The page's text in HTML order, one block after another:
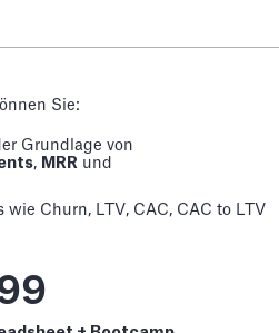
Sie:
Grundlage von
, MRR und
Churn, LTV, CAC, CAC to LTV